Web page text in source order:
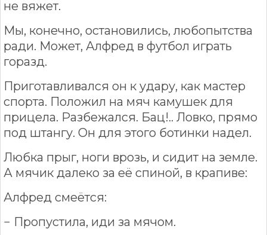
не вяжет.
Мы, конечно, остановились, любопытства
ради. Может, Алфред в футбол играть
горазд.
Приготавливался он к удару, как мастер
спорта. Положил на мяч камушек для
прицела. Разбежался. Бац!.. Ловко, прямо
под штангу. Он для этого ботинки надел.
Любка прыг, ноги врозь, и сидит на земле.
А мячик далеко за её спиной, в крапиве:
Алфред смеётся:
− Пропустила, иди за мячом.